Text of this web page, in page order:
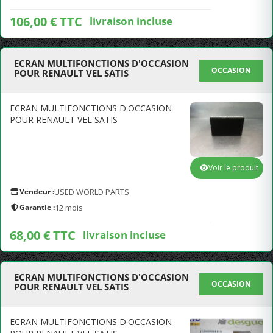
106,00 € TTC livraison incluse
ECRAN MULTIFONCTIONS D'OCCASION
POUR RENAULT VEL SATIS
OCCASION
ECRAN MULTIFONCTIONS D'OCCASION
POUR RENAULT VEL SATIS
Vendeur :USED WORLD PARTS
Garantie :12 mois
68,00 € TTC livraison incluse
Voir le produit
ECRAN MULTIFONCTIONS D'OCCASION
POUR RENAULT VEL SATIS
OCCASION
ECRAN MULTIFONCTIONS D'OCCASION